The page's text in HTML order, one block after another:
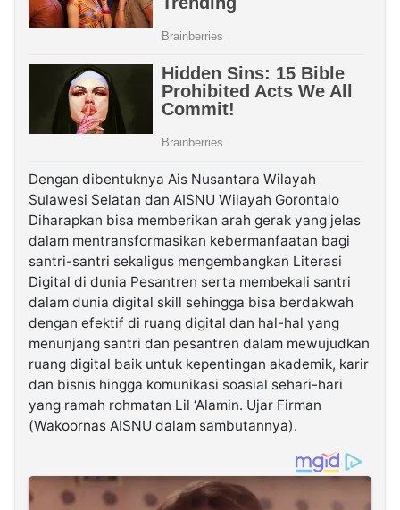
Dengan dibentuknya Ais Nusantara Wilayah
Sulawesi Selatan dan AISNU Wilayah Gorontalo
Diharapkan bisa memberikan arah gerak yang jelas
dalam mentransformasikan kebermanfaatan bagi
santri-santri sekaligus mengembangkan Literasi
Digital di dunia Pesantren serta membekali santri
dalam dunia digital skill sehingga bisa berdakwah
dengan efektif di ruang digital dan hal-hal yang
menunjang santri dan pesantren dalam mewujudkan
ruang digital baik untuk kepentingan akademik, karir
dan bisnis hingga komunikasi soasial sehari-hari
yang ramah rohmatan Lil ‘Alamin. Ujar Firman
(Wakoornas AISNU dalam sambutannya).